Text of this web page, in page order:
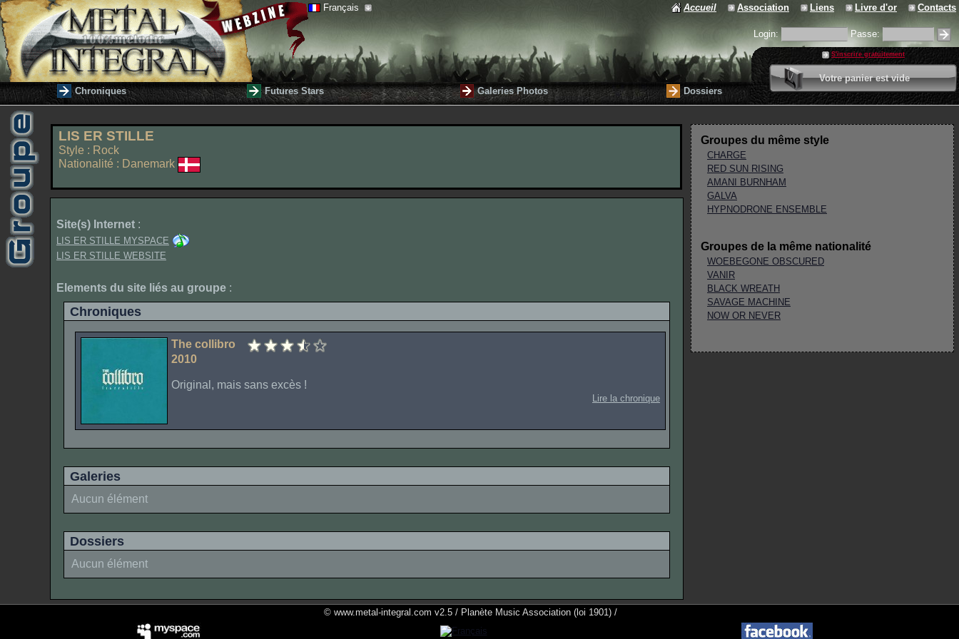
Français Accueil Association Liens Livre d'or Contacts
Login: Passe:
S'inscrire gratuitement
Votre panier est vide
0 article
Valider votre panier
Chroniques Futures Stars Galeries Photos Dossiers
LIS ER STILLE
Style : Rock
Nationalité : Danemark
Groupes du même style
CHARGE
RED SUN RISING
AMANI BURNHAM
GALVA
HYPNODRONE ENSEMBLE
Groupes de la même nationalité
WOEBEGONE OBSCURED
VANIR
BLACK WREATH
SAVAGE MACHINE
NOW OR NEVER
Site(s) Internet :
LIS ER STILLE MYSPACE
LIS ER STILLE WEBSITE
Elements du site liés au groupe :
Chroniques
The collibro
2010
Original, mais sans excès !
Lire la chronique
Galeries
Aucun élément
Dossiers
Aucun élément
© www.metal-integral.com v2.5 / Planète Music Association (loi 1901) /